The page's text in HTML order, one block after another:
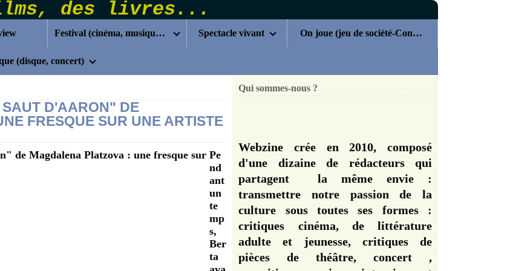
Festival (cinéma, musique...) Spectacle vivant On joue (jeu de société-Concours)
(disque, concert)
D'AARON" DE
FRESQUE SUR UNE ARTISTE
Pe
nd
ant
un
te
mp
s,
Ber
ta
Qui sommes-nous ?
Webzine crée en 2010, composé
d'une dizaine de rédacteurs qui
partagent la même envie :
transmettre notre passion de la
culture sous toutes ses formes :
critiques cinéma, de littérature
adulte et jeunesse, critiques de
pièces de théâtre, concert ,